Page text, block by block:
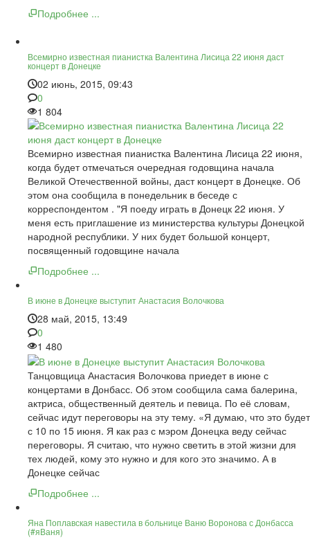
Подробнее ...
Всемирно известная пианистка Валентина Лисица 22 июня даст
концерт в Донецке
02 июнь, 2015, 09:43
0
1 804
Всемирно известная пианистка Валентина Лисица 22 июня,
когда будет отмечаться очередная годовщина начала
Великой Отечественной войны, даст концерт в Донецке. Об
этом она сообщила в понедельник в беседе с
корреспондентом . "Я поеду играть в Донецк 22 июня. У
меня есть приглашение из министерства культуры Донецкой
народной республики. У них будет большой концерт,
посвященный годовщине начала
Подробнее ...
В июне в Донецке выступит Анастасия Волочкова
28 май, 2015, 13:49
0
1 480
Танцовщица Анастасия Волочкова приедет в июне с
концертами в Донбасс. Об этом сообщила сама балерина,
актриса, общественный деятель и певица. По её словам,
сейчас идут переговоры на эту тему. «Я думаю, что это будет
с 10 по 15 июня. Я как раз с мэром Донецка веду сейчас
переговоры. Я считаю, что нужно светить в этой жизни для
тех людей, кому это нужно и для кого это значимо. А в
Донецке сейчас
Подробнее ...
Яна Поплавская навестила в больнице Ваню Воронова с Донбасса
(#яВаня)